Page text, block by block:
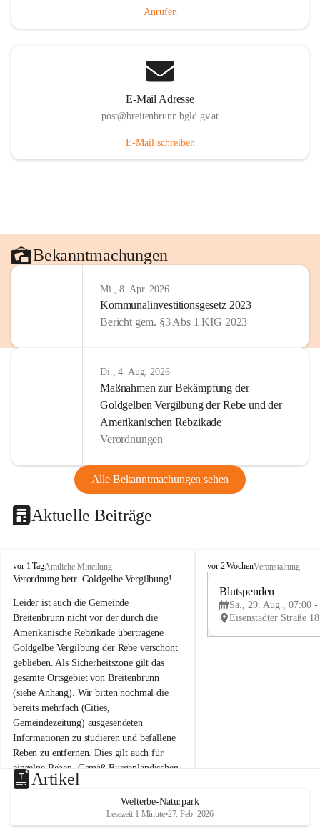
Anrufen
E-Mail Adresse
post@breitenbrunn.bgld.gv.at
E-Mail schreiben
Bekanntmachungen
Mi., 8. Apr. 2026
Kommunalinvestitionsgesetz 2023
Bericht gem. §3 Abs 1 KIG 2023
Di., 4. Aug. 2026
Maßnahmen zur Bekämpfung der
Goldgelben Vergilbung der Rebe und der
Amerikanischen Rebzikade
Verordnungen
Alle Bekanntmachungen sehen
Aktuelle Beiträge
B
r
i
t
e
n
b
r
u
n
n
a
m
N
e
u
s
d
vor 1 TagAmtliche Mitteilung
Verordnung betr. Goldgelbe Vergilbung!
Leider ist auch die Gemeinde
Breitenbrunn nicht vor der durch die
Amerikanische Rebzikade übertragene
Goldgelbe Vergilbung der Rebe verschont
geblieben. Als Sicherheitszone gilt das
gesamte Ortsgebiet von Breitenbrunn
(siehe Anhang). Wir bitten nochmal die
bereits mehrfach (Cities,
Gemeindezeitung) ausgesendeten
Informationen zu studieren und befallene
Reben zu entfernen. Dies gilt auch für
einzelne Reben. Gemäß Burgenländischen
Weinbaugesetz sind nicht gepflegte oder
unzulässige Weingärten zu roden! Bitte
helfen wir zusammen um unsere Winzer
vor den prognostizierten Ernteausfällen
B
e
u
e
d
vor 2 WochenVeranstaltung
Blutspenden
Sa., 29. Aug., 07:00 -
Artikel
Welterbe-Naturpark
Lesezeit 1 Minute•27. Feb. 2026